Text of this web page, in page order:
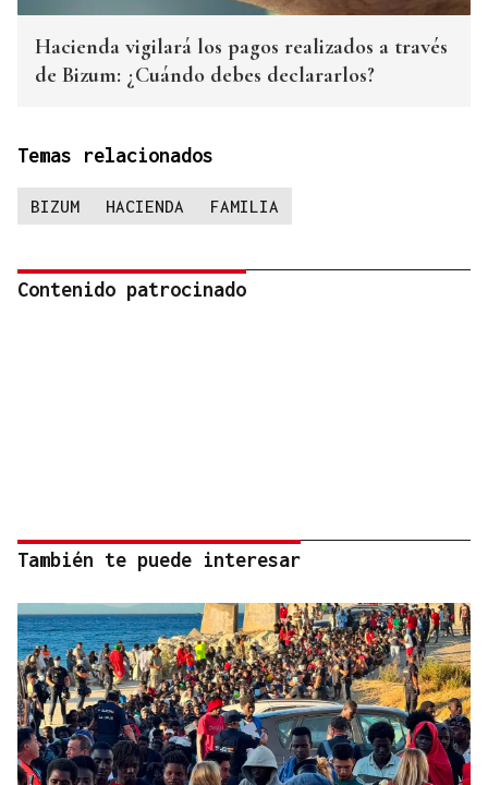
Hacienda vigilará los pagos realizados a través
de Bizum: ¿Cuándo debes declararlos?
Temas relacionados
BIZUM HACIENDA FAMILIA
Contenido patrocinado
También te puede interesar